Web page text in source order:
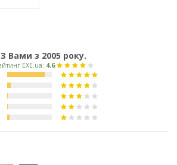
З Вами з 2005 року.